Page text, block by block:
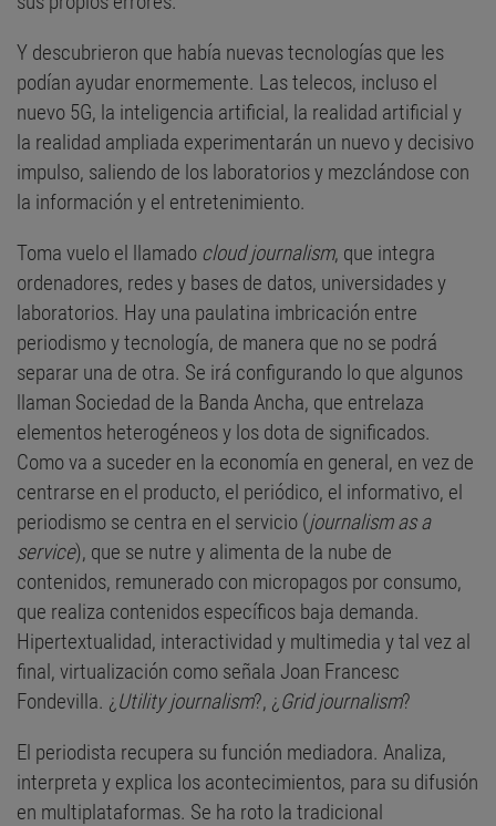
Y descubrieron que había nuevas tecnologías que les
podían ayudar enormemente. Las telecos, incluso el
nuevo 5G, la inteligencia artificial, la realidad artificial y
la realidad ampliada experimentarán un nuevo y decisivo
impulso, saliendo de los laboratorios y mezclándose con
la información y el entretenimiento.
Toma vuelo el llamado cloud journalism, que integra
ordenadores, redes y bases de datos, universidades y
laboratorios. Hay una paulatina imbricación entre
periodismo y tecnología, de manera que no se podrá
separar una de otra. Se irá configurando lo que algunos
llaman Sociedad de la Banda Ancha, que entrelaza
elementos heterogéneos y los dota de significados.
Como va a suceder en la economía en general, en vez de
centrarse en el producto, el periódico, el informativo, el
periodismo se centra en el servicio (journalism as a
service), que se nutre y alimenta de la nube de
contenidos, remunerado con micropagos por consumo,
que realiza contenidos específicos baja demanda.
Hipertextualidad, interactividad y multimedia y tal vez al
final, virtualización como señala Joan Francesc
Fondevilla. ¿Utility journalism?, ¿Grid journalism?
El periodista recupera su función mediadora. Analiza,
interpreta y explica los acontecimientos, para su difusión
en multiplataformas. Se ha roto la tradicional